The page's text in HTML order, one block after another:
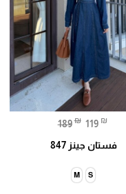
189 ₪ 119 ₪
فستان جينز 847
S
M